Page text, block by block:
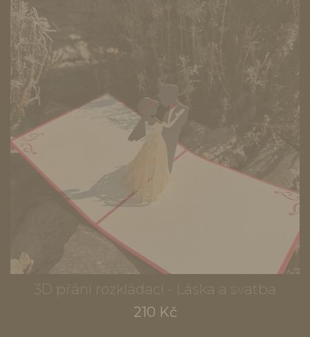
3D přání rozkládací - Láska a svatba
210 Kč